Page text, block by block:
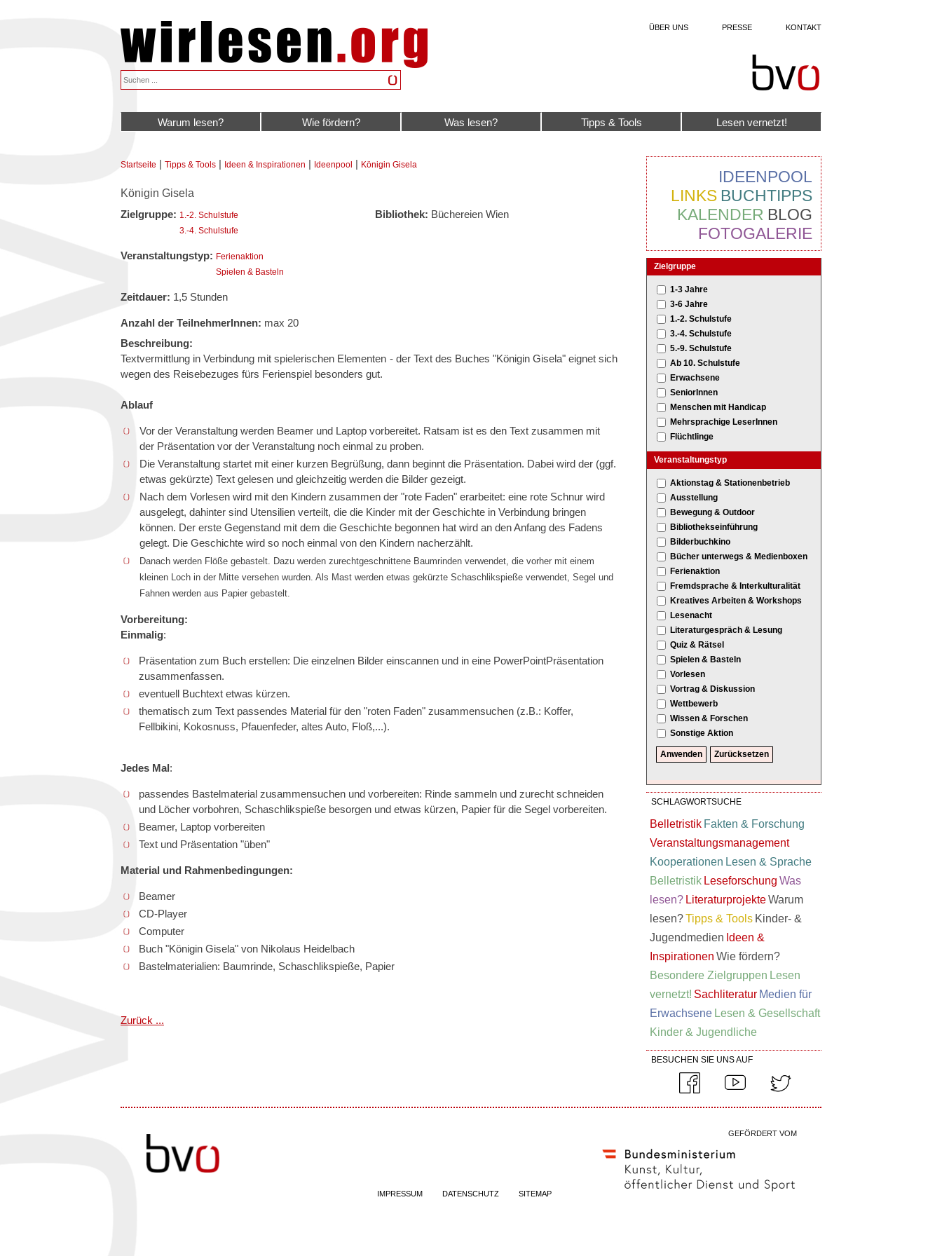
ÜBER UNS PRESSE KONTAKT
Warum lesen? Wie fördern? Was lesen? Tipps & Tools Lesen vernetzt!
Sie sind hier
Startseite | Tipps & Tools | Ideen & Inspirationen | Ideenpool | Königin Gisela
Königin Gisela
Zielgruppe: 1.-2. Schulstufe
3.-4. Schulstufe
Veranstaltungstyp: Ferienaktion
Spielen & Basteln
Zeitdauer: 1,5 Stunden
Anzahl der TeilnehmerInnen: max 20
Bibliothek: Büchereien Wien
Beschreibung:
Textvermittlung in Verbindung mit spielerischen Elementen - der Text des Buches "Königin Gisela" eignet sich
wegen des Reisebezuges fürs Ferienspiel besonders gut.
Ablauf
Vor der Veranstaltung werden Beamer und Laptop vorbereitet. Ratsam ist es den Text zusammen mit
der Präsentation vor der Veranstaltung noch einmal zu proben.
Die Veranstaltung startet mit einer kurzen Begrüßung, dann beginnt die Präsentation. Dabei wird der (ggf.
etwas gekürzte) Text gelesen und gleichzeitig werden die Bilder gezeigt.
Nach dem Vorlesen wird mit den Kindern zusammen der "rote Faden" erarbeitet: eine rote Schnur wird
ausgelegt, dahinter sind Utensilien verteilt, die die Kinder mit der Geschichte in Verbindung bringen
können. Der erste Gegenstand mit dem die Geschichte begonnen hat wird an den Anfang des Fadens
gelegt. Die Geschichte wird so noch einmal von den Kindern nacherzählt.
Danach werden Flöße gebastelt. Dazu werden zurechtgeschnittene Baumrinden verwendet, die vorher mit einem
kleinen Loch in der Mitte versehen wurden. Als Mast werden etwas gekürzte Schaschlikspieße verwendet, Segel und
Fahnen werden aus Papier gebastelt.
Vorbereitung:
Einmalig:
Präsentation zum Buch erstellen: Die einzelnen Bilder einscannen und in eine PowerPointPräsentation
zusammenfassen.
eventuell Buchtext etwas kürzen.
thematisch zum Text passendes Material für den "roten Faden" zusammensuchen (z.B.: Koffer,
Fellbikini, Kokosnuss, Pfauenfeder, altes Auto, Floß,...).
Jedes Mal:
passendes Bastelmaterial zusammensuchen und vorbereiten: Rinde sammeln und zurecht schneiden
und Löcher vorbohren, Schaschlikspieße besorgen und etwas kürzen, Papier für die Segel vorbereiten.
Beamer, Laptop vorbereiten
Text und Präsentation "üben"
Material und Rahmenbedingungen:
Beamer
CD-Player
Computer
Buch "Königin Gisela" von Nikolaus Heidelbach
Bastelmaterialien: Baumrinde, Schaschlikspieße, Papier
Zurück ...
IDEENPOOL
BUCHTIPPS
LINKS
BLOG
KALENDER
FOTOGALERIE
Zielgruppe
1-3 Jahre
3-6 Jahre
1.-2. Schulstufe
3.-4. Schulstufe
5.-9. Schulstufe
Ab 10. Schulstufe
Erwachsene
SeniorInnen
Menschen mit Handicap
Mehrsprachige LeserInnen
Flüchtlinge
Veranstaltungstyp
Aktionstag & Stationenbetrieb
Ausstellung
Bewegung & Outdoor
Bibliothekseinführung
Bilderbuchkino
Bücher unterwegs & Medienboxen
Ferienaktion
Fremdsprache & Interkulturalität
Kreatives Arbeiten & Workshops
Lesenacht
Literaturgespräch & Lesung
Quiz & Rätsel
Spielen & Basteln
Vorlesen
Vortrag & Diskussion
Wettbewerb
Wissen & Forschen
Sonstige Aktion
SCHLAGWORTSUCHE
Belletristik Fakten & Forschung
Veranstaltungsmanagement
Kooperationen Lesen & Sprache
Belletristik Leseforschung Was
lesen? LiteraturprojekteWarum
lesen?Tipps & Tools Kinder- &
Jugendmedien Ideen &
Inspirationen Wie fördern?
Besondere Zielgruppen Lesen
vernetzt! Sachliteratur Medien für
Erwachsene Lesen & Gesellschaft
Kinder & Jugendliche
BESUCHEN SIE UNS AUF
IMPRESSUM DATENSCHUTZ SITEMAP
GEFÖRDERT VOM